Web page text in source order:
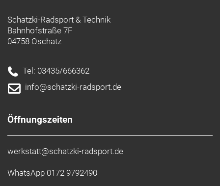
Schatzki-Radsport & Technik
Bahnhofstraße 7F
04758 Oschatz
Tel: 03435/666362
info@schatzki-radsport.de
Öffnungszeiten
werkstatt@schatzki-radsport.de
WhatsApp 0172 9792490